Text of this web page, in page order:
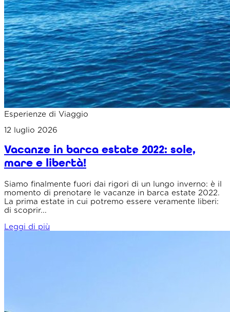
Esperienze di Viaggio
12 luglio 2026
Vacanze in barca estate 2022: sole,
mare e libertà!
Siamo finalmente fuori dai rigori di un lungo inverno: è il
momento di prenotare le vacanze in barca estate 2022.
La prima estate in cui potremo essere veramente liberi:
di scoprir...
Leggi di più